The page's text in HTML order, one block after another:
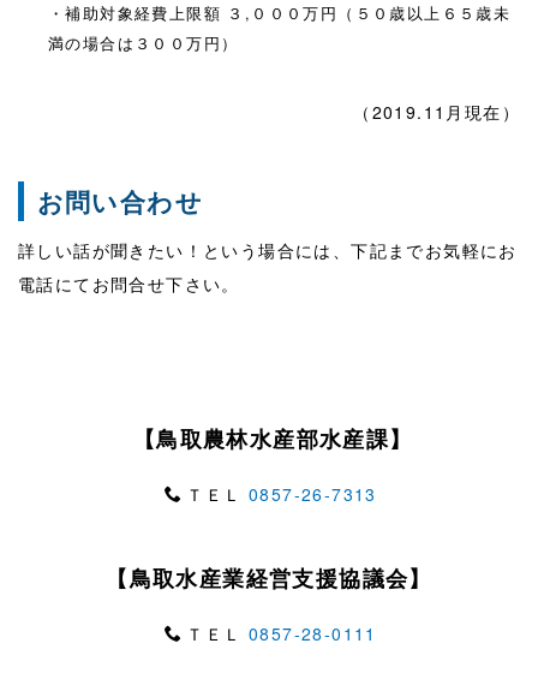
・補助対象経費上限額 ３ , ０００万円（５０歳以上６５歳未
満の場合は３００万円）
（2019.11月現在）
お問い合わせ
詳しい話が聞きたい！という場合には、下記までお気軽にお
電話にてお問合せ下さい。
【鳥取農林水産部水産課】
ＴＥＬ0857‐26‐7313
【鳥取水産業経営支援協議会】
ＴＥＬ0857‐28‐0111